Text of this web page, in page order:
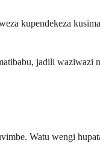
kupendekeza
jadili waziwazi
Watu wengi